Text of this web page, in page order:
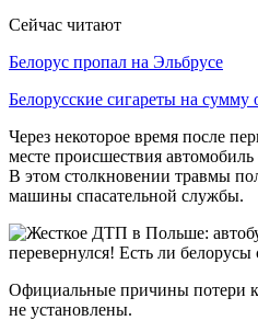
Сейчас читают
Белорус пропал на Эльбрусе
Белорусские сигареты на
Через некоторое время после
месте происшествия автомобиль
В этом столкновении травмы
машины спасательной службы.
Официальные причины потери
не установлены.